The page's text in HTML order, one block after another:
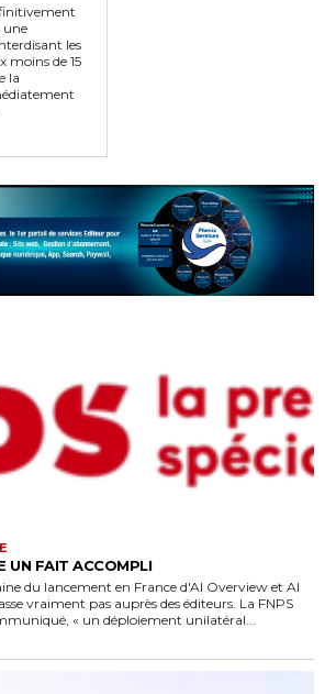
une
les
moins de 15
la
UN FAIT ACCOMPLI
du lancement en France d'AI Overview et AI
vraiment pas auprès des éditeurs. La FNPS
« un déploiement unilatéral...